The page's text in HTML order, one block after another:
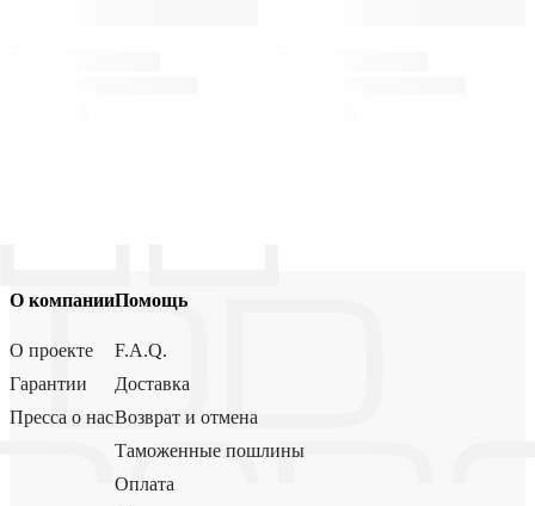
О компании
О проекте
Гарантии
Пресса о нас
Помощь
F.A.Q.
Доставка
Возврат и отмена
Таможенные пошлины
Оплата